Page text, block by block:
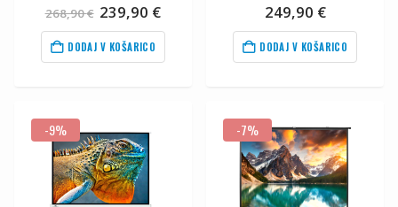
268,90€ Izvirna
cena
je
bila:
268,90€.
239,90 €Trenutna
je:
DODAJ V KOŠARICO
249,90 €
DODAJ V KOŠARICO
-9% -7%